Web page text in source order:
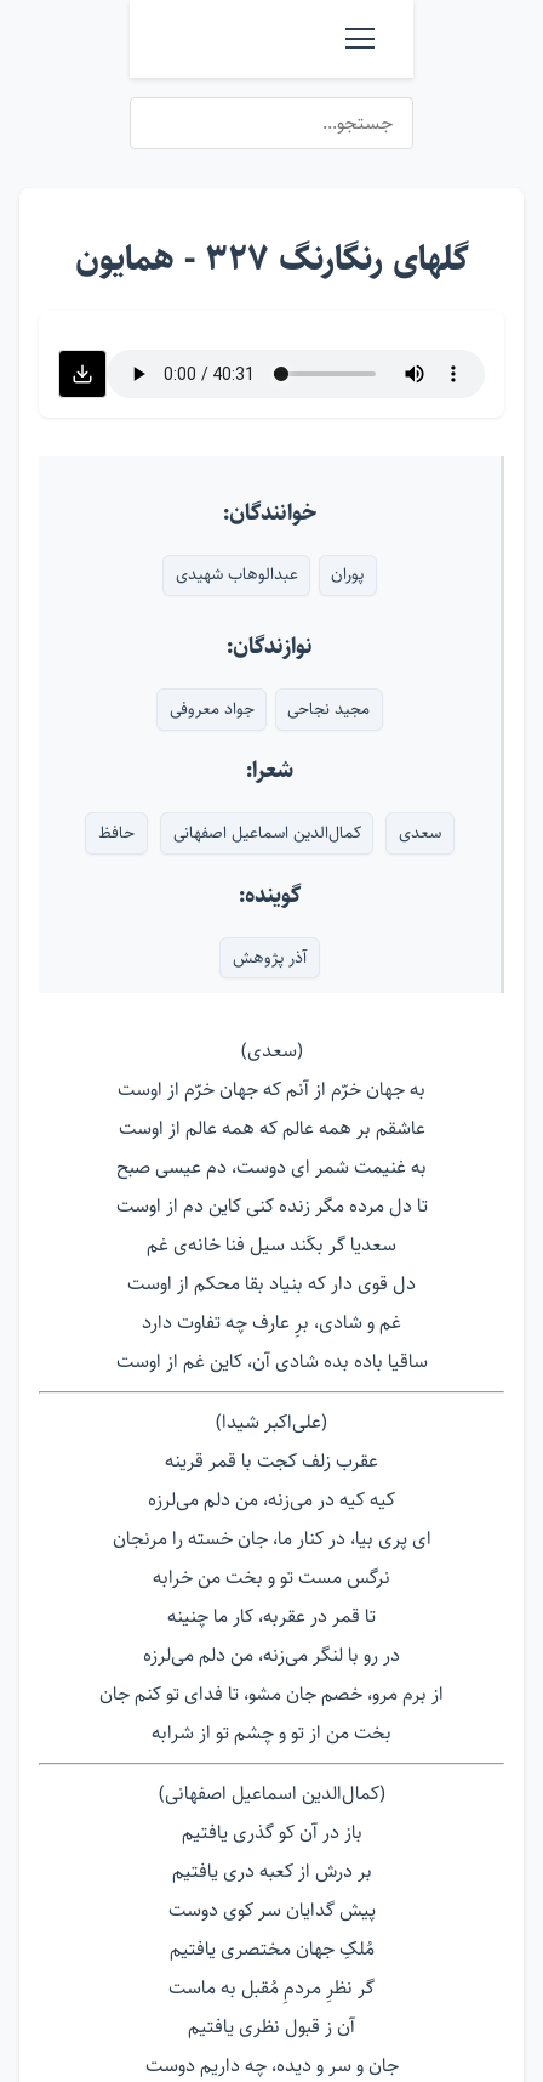
گلهای رنگارنگ ۳۲۷ - همایون
خوانندگان:
پوران عبدالوهاب شهیدی
نوازندگان:
مجید نجاحی جواد معروفی
شعرا:
سعدی کمال‌الدین اسماعیل اصفهانی حافظ
گوینده:
آذر پژوهش
(سعدی)
به جهان خرّم از آنم که جهان خرّم از اوست
عاشقم بر همه عالم که همه عالم از اوست
به غنیمت شمر ای دوست، دم عیسی صبح
تا دل مرده مگر زنده کنی کاین دم از اوست
سعدیا گر بکَند سیل فنا خانه‌ی غم
دل قوی دار که بنیاد بقا محکم از اوست
غم و شادی، برِ عارف چه تفاوت دارد
ساقیا باده بده شادی آن، کاین غم از اوست
(علی‌اکبر شیدا)
عقرب زلف کجت با قمر قرینه
کیه کیه در می‌زنه، من دلم می‌لرزه
ای پری بیا، در کنار ما، جان خسته را مرنجان
نرگس مست تو و بخت من خرابه
تا قمر در عقربه، کار ما چنینه
در رو با لنگر می‌زنه، من دلم می‌لرزه
از برم مرو، خصم جان مشو، تا فدای تو کنم جان
بخت من از تو و چشم تو از شرابه
(کمال‌الدین اسماعیل اصفهانی)
باز در آن کو گذری یافتیم
بر درش از کعبه دری یافتیم
پیش گدایان سر کوی دوست
مُلکِ جهان مختصری یافتیم
گر نظرِ مردمِ مُقبل به ماست
آن ز قبول نظری یافتیم
جان و سر و دیده، چه داریم دوست